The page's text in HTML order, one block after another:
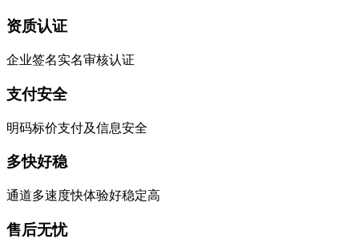
资质认证
企业签名实名审核认证
支付安全
明码标价支付及信息安全
多快好稳
通道多速度快体验好稳定高
售后无忧